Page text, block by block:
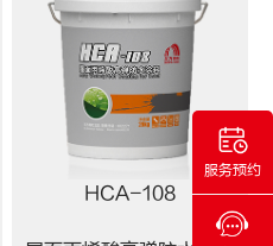
HCA-108
服务预约